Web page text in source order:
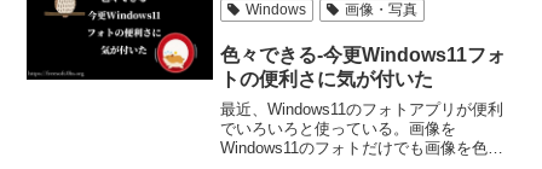
Windows
画像・写真
色々できる-今更Windows11フォ
トの便利さに気が付いた
最近、Windows11のフォトアプリが便利
でいろいろと使っている。画像を
Windows11のフォトだけでも画像を色々